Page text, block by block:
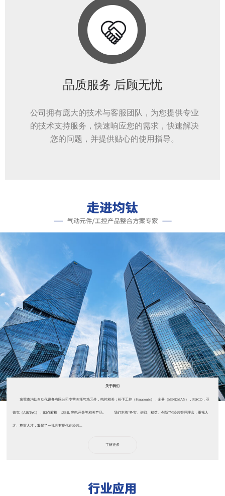
品质服务 后顾无忧
公司拥有庞大的技术与客服团队，为您提供专业
的技术支持服务，快速响应您的需求，快速解决
您的问题，并提供贴心的使用指导。
关于我们
东莞市均钛自动化设备有限公司专营各项气动元件，电控相关：松下工控（Panasonic），金器（MINDMAN），PISCO，亚
德克（AIRTAC），IEI点胶机，aZBIL 光电开关等相关产品。 我们本着“务实、进取、精益、创新”的经营管理理念，重视人
才、尊重人才，凝聚了一批具有现代化经营...
了解更多